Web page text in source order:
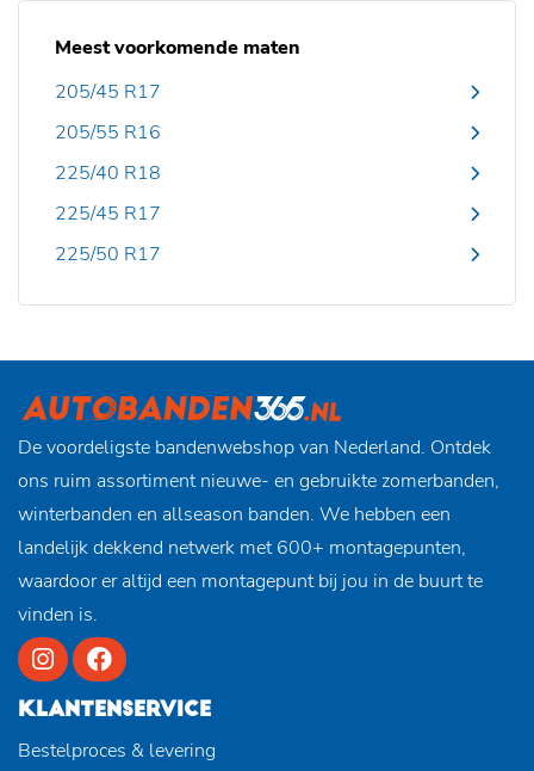
Meest voorkomende maten
205/45 R17
205/55 R16
225/40 R18
225/45 R17
225/50 R17
De voordeligste bandenwebshop van Nederland. Ontdek
ons ruim assortiment nieuwe- en gebruikte zomerbanden,
winterbanden en allseason banden. We hebben een
landelijk dekkend netwerk met 600+ montagepunten,
waardoor er altijd een montagepunt bij jou in de buurt te
vinden is.
KLANTENSERVICE
Bestelproces & levering